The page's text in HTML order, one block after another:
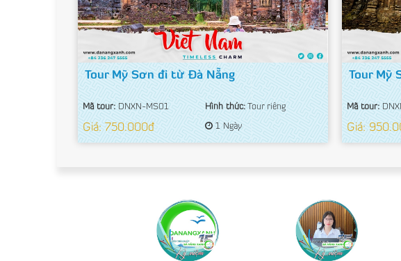
Tour Mỹ Sơn đi từ Đà Nẵng
Mã tour:DNXN-MS01 Hình thức:Tour riêng
Giá: 750.000đ 1 Ngày
Tour Mỹ
Mã tour:
Giá: